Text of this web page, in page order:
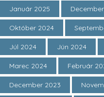
Január 2025
Október 2024
Júl 2024 Jún 2024
Marec 2024 Február
December 2023